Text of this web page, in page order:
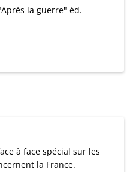
la guerre" éd.
à face spécial sur les
la France.